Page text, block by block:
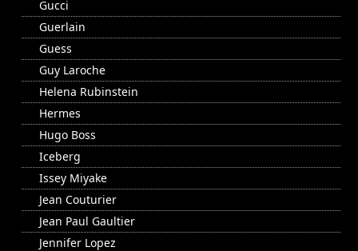
Gucci
Guerlain
Guess
Guy Laroche
Helena Rubinstein
Hermes
Hugo Boss
Iceberg
Issey Miyake
Jean Couturier
Jean Paul Gaultier
Jennifer Lopez